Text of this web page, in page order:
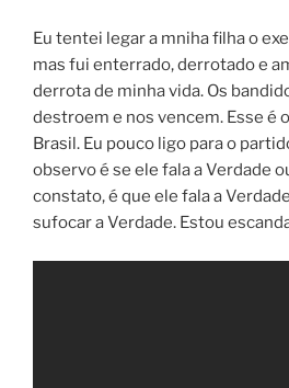
Eu tentei legar a mniha filha o
mas fui enterrado, derrotado e
derrota de minha vida. Os
destroem e nos vencem. Esse é
Brasil. Eu pouco ligo para o
observo é se ele fala a Verdade
constato, é que ele fala a
sufocar a Verdade. Estou